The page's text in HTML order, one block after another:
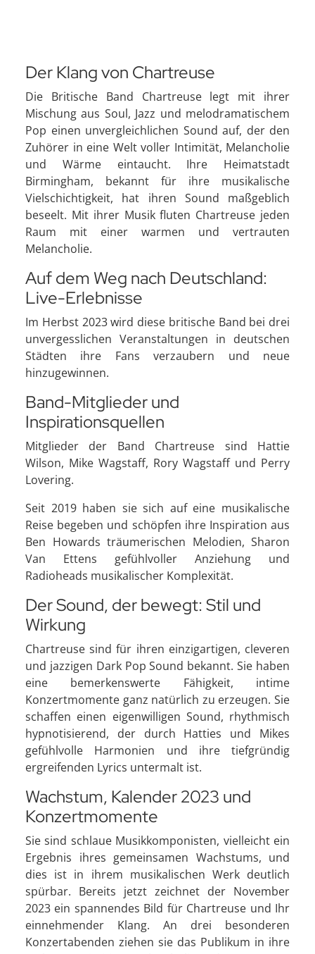
Der Klang von Chartreuse
Die Britische Band Chartreuse legt mit ihrer
Mischung aus Soul, Jazz und melodramatischem
Pop einen unvergleichlichen Sound auf, der den
Zuhörer in eine Welt voller Intimität, Melancholie
und Wärme eintaucht. Ihre Heimatstadt
Birmingham, bekannt für ihre musikalische
Vielschichtigkeit, hat ihren Sound maßgeblich
beseelt. Mit ihrer Musik fluten Chartreuse jeden
Raum mit einer warmen und vertrauten
Melancholie.
Auf dem Weg nach Deutschland:
Live-Erlebnisse
Im Herbst 2023 wird diese britische Band bei drei
unvergesslichen Veranstaltungen in deutschen
Städten ihre Fans verzaubern und neue
hinzugewinnen.
Band-Mitglieder und
Inspirationsquellen
Mitglieder der Band Chartreuse sind Hattie
Wilson, Mike Wagstaff, Rory Wagstaff und Perry
Lovering.
Seit 2019 haben sie sich auf eine musikalische
Reise begeben und schöpfen ihre Inspiration aus
Ben Howards träumerischen Melodien, Sharon
Van Ettens gefühlvoller Anziehung und
Radioheads musikalischer Komplexität.
Der Sound, der bewegt: Stil und
Wirkung
Chartreuse sind für ihren einzigartigen, cleveren
und jazzigen Dark Pop Sound bekannt. Sie haben
eine bemerkenswerte Fähigkeit, intime
Konzertmomente ganz natürlich zu erzeugen. Sie
schaffen einen eigenwilligen Sound, rhythmisch
hypnotisierend, der durch Hatties und Mikes
gefühlvolle Harmonien und ihre tiefgründig
ergreifenden Lyrics untermalt ist.
Wachstum, Kalender 2023 und
Konzertmomente
Sie sind schlaue Musikkomponisten, vielleicht ein
Ergebnis ihres gemeinsamen Wachstums, und
dies ist in ihrem musikalischen Werk deutlich
spürbar. Bereits jetzt zeichnet der November
2023 ein spannendes Bild für Chartreuse und Ihr
einnehmender Klang. An drei besonderen
Konzertabenden ziehen sie das Publikum in ihre